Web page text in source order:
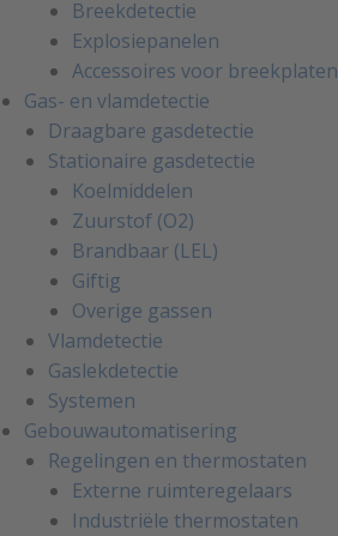
Breekdetectie
Explosiepanelen
Accessoires voor breekplaten
Gas- en vlamdetectie
Draagbare gasdetectie
Stationaire gasdetectie
Koelmiddelen
Zuurstof (O2)
Brandbaar (LEL)
Giftig
Overige gassen
Vlamdetectie
Gaslekdetectie
Systemen
Gebouwautomatisering
Regelingen en thermostaten
Externe ruimteregelaars
Industriële thermostaten